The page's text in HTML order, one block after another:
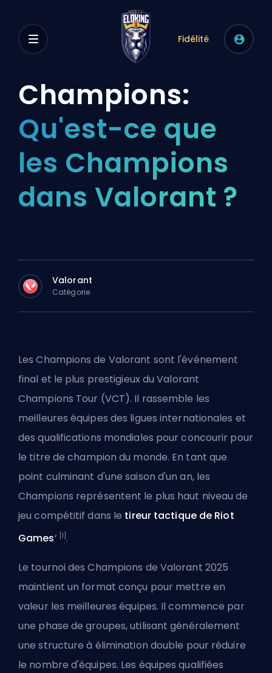
Fidélité
Champions:
Qu'est-ce que
les Champions
dans Valorant ?
Valorant
Catégorie
Les Champions de Valorant sont l'événement
final et le plus prestigieux duValorant
Champions Tour (VCT). Il rassemble les
meilleures équipes des ligues internationales et
des qualifications mondiales pour concourir pour
le titre de champion du monde. En tant que
point culminant d'une saison d'un an, les
Champions représentent le plus haut niveau de
jeu compétitif dans le tireur tactique de Riot
Games’ [1] .
Le tournoi des Champions de Valorant 2025
maintient un format conçu pour mettre en
valeur les meilleures équipes. Il commence par
une phase de groupes, utilisant généralement
une structure à élimination double pour réduire
le nombre d'équipes. Les équipes qualifiées